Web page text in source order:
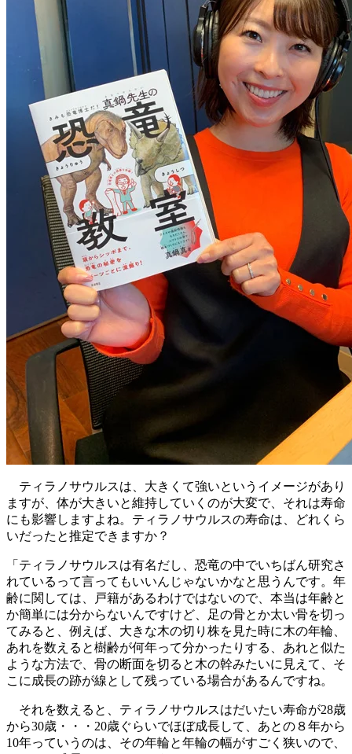
ティラノサウルスは、大きくて強いというイメージがあり
ますが、体が大きいと維持していくのが大変で、それは寿命
にも影響しますよね。ティラノサウルスの寿命は、どれくら
いだったと推定できますか？
「ティラノサウルスは有名だし、恐竜の中でいちばん研究さ
れているって言ってもいいんじゃないかなと思うんです。年
齢に関しては、戸籍があるわけではないので、本当は年齢と
か簡単には分からないんですけど、足の骨とか太い骨を切っ
てみると、例えば、大きな木の切り株を見た時に木の年輪、
あれを数えると樹齢が何年って分かったりする、あれと似た
ような方法で、骨の断面を切ると木の幹みたいに見えて、そ
こに成長の跡が線として残っている場合があるんですね。
それを数えると、ティラノサウルスはだいたい寿命が28歳
から30歳・・・20歳ぐらいでほぼ成長して、あとの８年から
10年っていうのは、その年輪と年輪の幅がすごく狭いので、